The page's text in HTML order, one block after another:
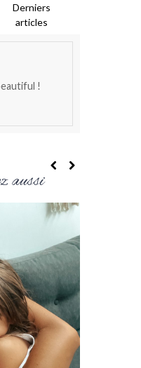
Derniers
articles
!
aussi